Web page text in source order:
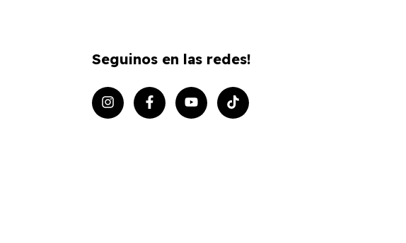
Seguinos en las redes!